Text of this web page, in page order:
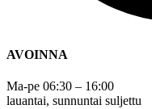
AVOINNA
Ma-pe 06:30 – 16:00
lauantai, sunnuntai suljettu